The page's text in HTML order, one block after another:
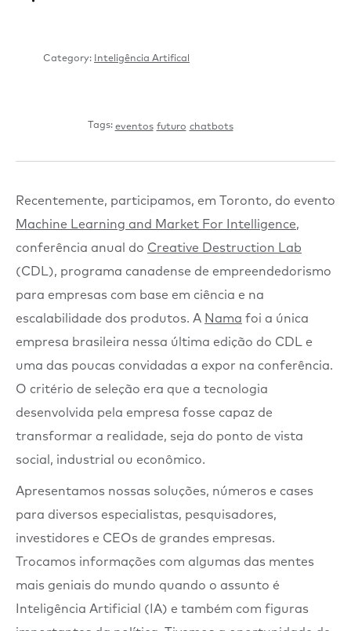
Category: Inteligência Artifical
Tags: eventos futuro chatbots
Recentemente, participamos, em Toronto, do evento
Machine Learning and Market For Intelligence,
conferência anual do Creative Destruction Lab
(CDL), programa canadense de empreendedorismo
para empresas com base em ciência e na
escalabilidade dos produtos. A Nama foi a única
empresa brasileira nessa última edição do CDL e
uma das poucas convidadas a expor na conferência.
O critério de seleção era que a tecnologia
desenvolvida pela empresa fosse capaz de
transformar a realidade, seja do ponto de vista
social, industrial ou econômico.
Apresentamos nossas soluções, números e cases
para diversos especialistas, pesquisadores,
investidores e CEOs de grandes empresas.
Trocamos informações com algumas das mentes
mais geniais do mundo quando o assunto é
Inteligência Artificial (IA) e também com figuras